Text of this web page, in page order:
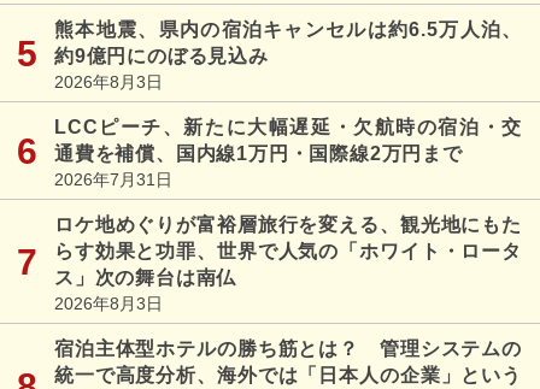
熊本地震、県内の宿泊キャンセルは約6.5万人泊、
約9億円にのぼる見込み
2026年8月3日
LCCピーチ、新たに大幅遅延・欠航時の宿泊・交
通費を補償、国内線1万円・国際線2万円まで
2026年7月31日
ロケ地めぐりが富裕層旅行を変える、観光地にもた
らす効果と功罪、世界で人気の「ホワイト・ロータ
ス」次の舞台は南仏
2026年8月3日
宿泊主体型ホテルの勝ち筋とは？ 管理システムの
統一で高度分析、海外では「日本人の企業」という